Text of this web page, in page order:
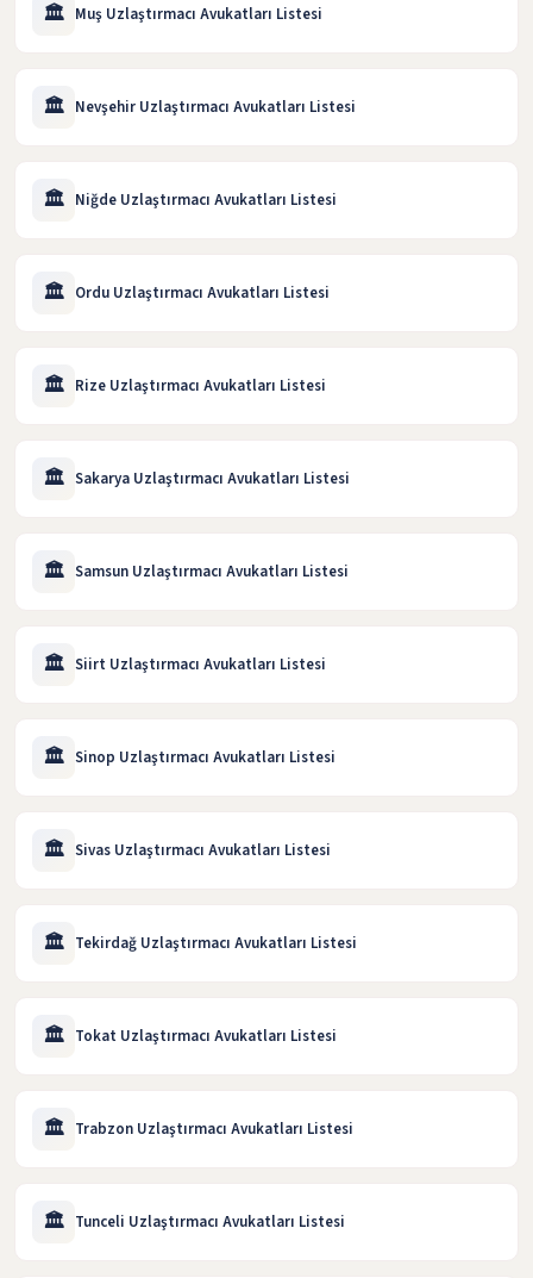
🏛️ Muş Uzlaştırmacı Avukatları Listesi
🏛️ Nevşehir Uzlaştırmacı Avukatları Listesi
🏛️ Niğde Uzlaştırmacı Avukatları Listesi
🏛️ Ordu Uzlaştırmacı Avukatları Listesi
🏛️ Rize Uzlaştırmacı Avukatları Listesi
🏛️ Sakarya Uzlaştırmacı Avukatları Listesi
🏛️ Samsun Uzlaştırmacı Avukatları Listesi
🏛️ Siirt Uzlaştırmacı Avukatları Listesi
🏛️ Sinop Uzlaştırmacı Avukatları Listesi
🏛️ Sivas Uzlaştırmacı Avukatları Listesi
🏛️ Tekirdağ Uzlaştırmacı Avukatları Listesi
🏛️ Tokat Uzlaştırmacı Avukatları Listesi
🏛️ Trabzon Uzlaştırmacı Avukatları Listesi
🏛️ Tunceli Uzlaştırmacı Avukatları Listesi